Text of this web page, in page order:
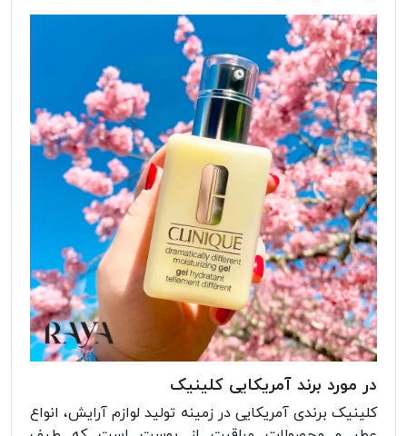
در مورد برند آمریکایی کلینیک
کلینیک برندی آمریکایی در زمینه تولید لوازم آرایش، انواع